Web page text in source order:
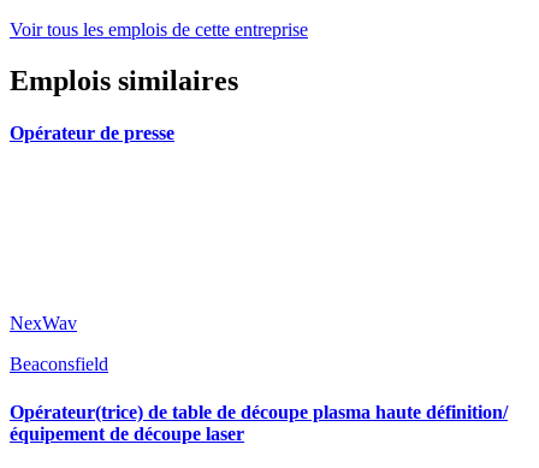
Voir tous les emplois de cette entreprise
Emplois similaires
Opérateur de presse
NexWav
Beaconsfield
Opérateur(trice) de table de découpe plasma haute définition/
équipement de découpe laser